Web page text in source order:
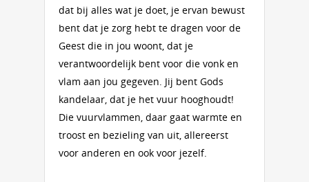
dat bij alles wat je doet, je ervan bewust
bent dat je zorg hebt te dragen voor de
Geest die in jou woont, dat je
verantwoordelijk bent voor die vonk en
vlam aan jou gegeven. Jij bent Gods
kandelaar, dat je het vuur hooghoudt!
Die vuurvlammen, daar gaat warmte en
troost en bezieling van uit, allereerst
voor anderen en ook voor jezelf.